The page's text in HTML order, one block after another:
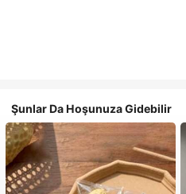
Şunlar Da Hoşunuza Gidebilir